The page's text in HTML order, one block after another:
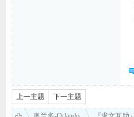
上一主题 下一主题